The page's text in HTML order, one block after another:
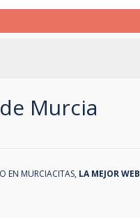
Murcia
EN MURCIACITAS, LA MEJOR WEB